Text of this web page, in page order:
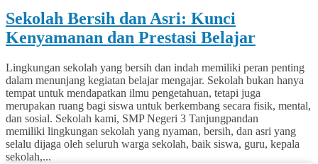
Sekolah Bersih dan Asri: Kunci
Kenyamanan dan Prestasi Belajar
Lingkungan sekolah yang bersih dan indah memiliki peran penting
dalam menunjang kegiatan belajar mengajar. Sekolah bukan hanya
tempat untuk mendapatkan ilmu pengetahuan, tetapi juga
merupakan ruang bagi siswa untuk berkembang secara fisik, mental,
dan sosial. Sekolah kami, SMP Negeri 3 Tanjungpandan
memiliki lingkungan sekolah yang nyaman, bersih, dan asri yang
selalu dijaga oleh seluruh warga sekolah, baik siswa, guru, kepala
sekolah,...